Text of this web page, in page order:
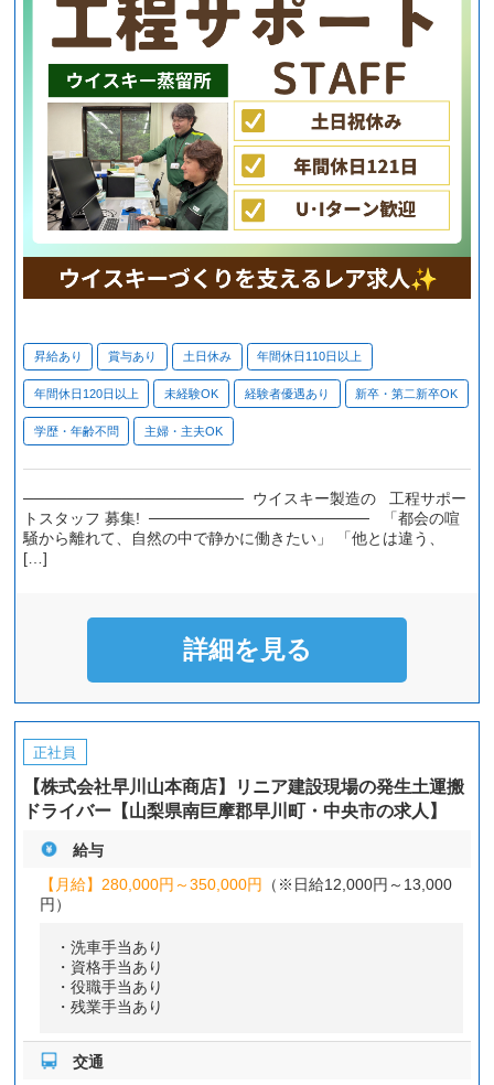
昇給あり 賞与あり 土日休み 年間休日110日以上
年間休日120日以上 未経験OK 経験者優遇あり 新卒・第二新卒OK
学歴・年齢不問 主婦・主夫OK
──────────────────── ウイスキー製造の 工程サポー
トスタッフ 募集! ──────────────────── 「都会の喧
騒から離れて、自然の中で静かに働きたい」 「他とは違う、
[…]
詳細を見る
正社員
【株式会社早川山本商店】リニア建設現場の発生土運搬
ドライバー【山梨県南巨摩郡早川町・中央市の求人】
給与
【月給】 280,000円～350,000円
（※日給12,000円～13,000
円）
・洗車手当あり
・資格手当あり
・役職手当あり
・残業手当あり
交通